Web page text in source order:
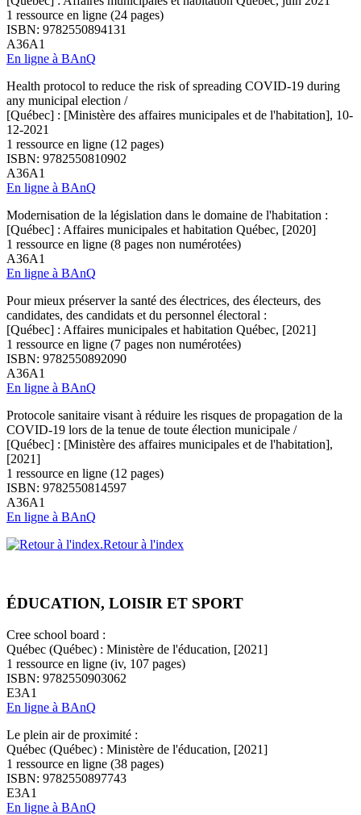
1 ressource en ligne (24 pages)
ISBN: 9782550894131
A36A1
En ligne à BAnQ
Health protocol to reduce the risk of spreading COVID-19 during
any municipal election /
[Québec] : [Ministère des affaires municipales et de l'habitation], 10-
12-2021
1 ressource en ligne (12 pages)
ISBN: 9782550810902
A36A1
En ligne à BAnQ
Modernisation de la législation dans le domaine de l'habitation :
[Québec] : Affaires municipales et habitation Québec, [2020]
1 ressource en ligne (8 pages non numérotées)
A36A1
En ligne à BAnQ
Pour mieux préserver la santé des électrices, des électeurs, des
candidates, des candidats et du personnel électoral :
[Québec] : Affaires municipales et habitation Québec, [2021]
1 ressource en ligne (7 pages non numérotées)
ISBN: 9782550892090
A36A1
En ligne à BAnQ
Protocole sanitaire visant à réduire les risques de propagation de la
COVID-19 lors de la tenue de toute élection municipale /
[Québec] : [Ministère des affaires municipales et de l'habitation],
[2021]
1 ressource en ligne (12 pages)
ISBN: 9782550814597
A36A1
En ligne à BAnQ
Retour à l'index
ÉDUCATION, LOISIR ET SPORT
Cree school board :
Québec (Québec) : Ministère de l'éducation, [2021]
1 ressource en ligne (iv, 107 pages)
ISBN: 9782550903062
E3A1
En ligne à BAnQ
Le plein air de proximité :
Québec (Québec) : Ministère de l'éducation, [2021]
1 ressource en ligne (38 pages)
ISBN: 9782550897743
E3A1
En ligne à BAnQ